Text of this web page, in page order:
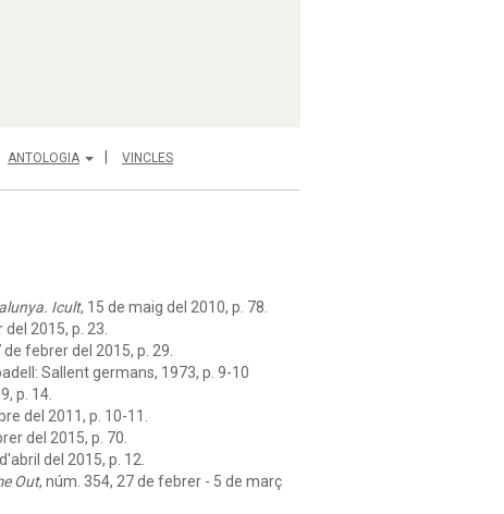
ANTOLOGIA VINCLES
Icult, 15 de maig del 2010, p. 78.
2015, p. 23.
de febrer del 2015, p. 29.
Sallent germans, 1973, p. 9-10
p. 14.
del 2011, p. 10-11.
del 2015, p. 70.
del 2015, p. 12.
Out, núm. 354, 27 de febrer - 5 de març